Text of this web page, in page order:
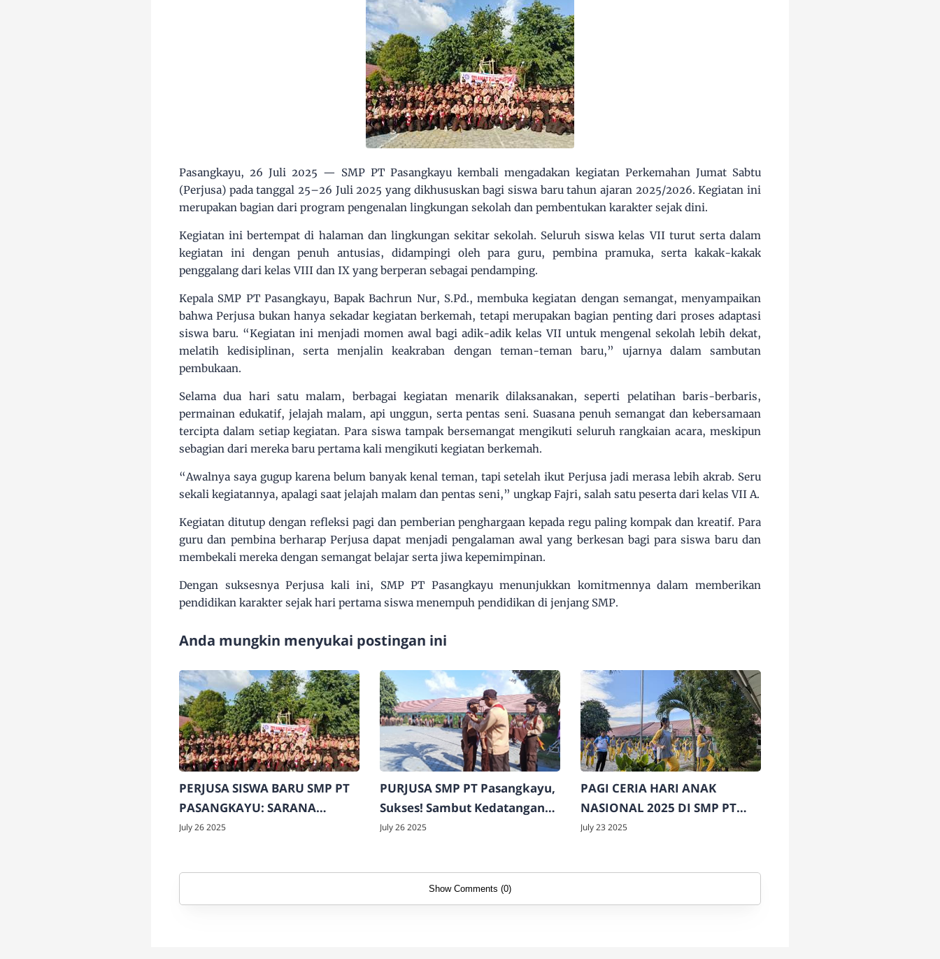
Pasangkayu, 26 Juli 2025 — SMP PT Pasangkayu kembali mengadakan kegiatan Perkemahan Jumat Sabtu
(Perjusa) pada tanggal 25–26 Juli 2025 yang dikhususkan bagi siswa baru tahun ajaran 2025/2026. Kegiatan ini
merupakan bagian dari program pengenalan lingkungan sekolah dan pembentukan karakter sejak dini.
Kegiatan ini bertempat di halaman dan lingkungan sekitar sekolah. Seluruh siswa kelas VII turut serta dalam
kegiatan ini dengan penuh antusias, didampingi oleh para guru, pembina pramuka, serta kakak-kakak
penggalang dari kelas VIII dan IX yang berperan sebagai pendamping.
Kepala SMP PT Pasangkayu, Bapak Bachrun Nur, S.Pd., membuka kegiatan dengan semangat, menyampaikan
bahwa Perjusa bukan hanya sekadar kegiatan berkemah, tetapi merupakan bagian penting dari proses adaptasi
siswa baru. “Kegiatan ini menjadi momen awal bagi adik-adik kelas VII untuk mengenal sekolah lebih dekat,
melatih kedisiplinan, serta menjalin keakraban dengan teman-teman baru,” ujarnya dalam sambutan
pembukaan.
Selama dua hari satu malam, berbagai kegiatan menarik dilaksanakan, seperti pelatihan baris-berbaris,
permainan edukatif, jelajah malam, api unggun, serta pentas seni. Suasana penuh semangat dan kebersamaan
tercipta dalam setiap kegiatan. Para siswa tampak bersemangat mengikuti seluruh rangkaian acara, meskipun
sebagian dari mereka baru pertama kali mengikuti kegiatan berkemah.
“Awalnya saya gugup karena belum banyak kenal teman, tapi setelah ikut Perjusa jadi merasa lebih akrab. Seru
sekali kegiatannya, apalagi saat jelajah malam dan pentas seni,” ungkap Fajri, salah satu peserta dari kelas VII A.
Kegiatan ditutup dengan refleksi pagi dan pemberian penghargaan kepada regu paling kompak dan kreatif. Para
guru dan pembina berharap Perjusa dapat menjadi pengalaman awal yang berkesan bagi para siswa baru dan
membekali mereka dengan semangat belajar serta jiwa kepemimpinan.
Dengan suksesnya Perjusa kali ini, SMP PT Pasangkayu menunjukkan komitmennya dalam memberikan
pendidikan karakter sejak hari pertama siswa menempuh pendidikan di jenjang SMP.
Anda mungkin menyukai postingan ini
PERJUSA SISWA BARU SMP PT
PASANGKAYU: SARANA
PENGENALAN DAN
July 26 2025
PURJUSA SMP PT Pasangkayu,
Sukses! Sambut Kedatangan
Peserta Baru GUDEP
July 26 2025
PAGI CERIA HARI ANAK
NASIONAL 2025 DI SMP PT
PASANGKAYU: SEMANGAT
July 23 2025
Show Comments (0)